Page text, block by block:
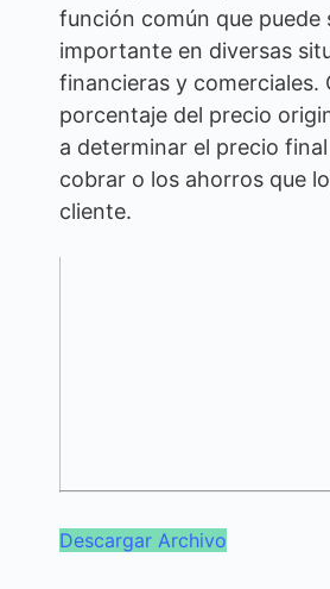
función común que puede
importante en diversas
financieras y comerciales.
porcentaje del precio
a determinar el precio
cobrar o los ahorros que
cliente.
Descargar Archivo